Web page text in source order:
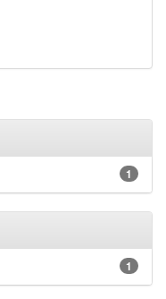
1
1